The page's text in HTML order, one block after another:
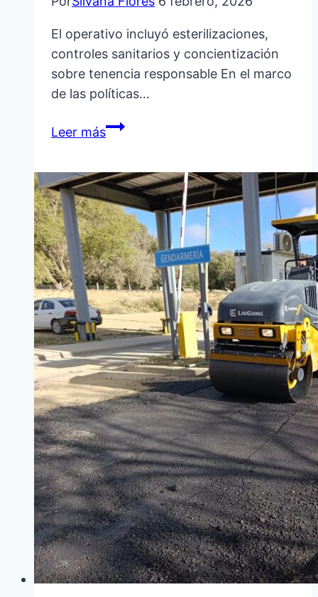
El operativo incluyó esterilizaciones,
controles sanitarios y concientización
sobre tenencia responsable En el marco
de las políticas…
Leer másGESTIÓN
LA
PREVENCIÓN
SANITARIA
CON
OPERATIVOS
GRATUITOS
PARA
MASCOTAS